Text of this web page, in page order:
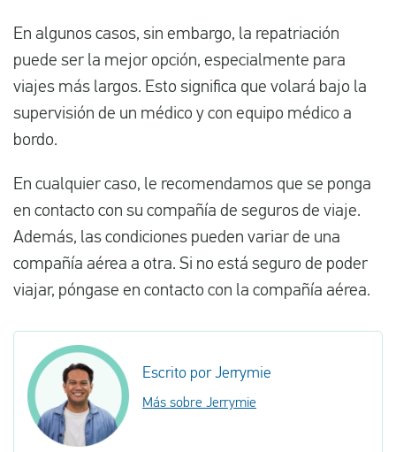
En algunos casos, sin embargo, la repatriación
puede ser la mejor opción, especialmente para
viajes más largos. Esto significa que volará bajo la
supervisión de un médico y con equipo médico a
bordo.
En cualquier caso, le recomendamos que se ponga
en contacto con su compañía de seguros de viaje.
Además, las condiciones pueden variar de una
compañía aérea a otra. Si no está seguro de poder
viajar, póngase en contacto con la compañía aérea.
Escrito por Jerrymie
Más sobre Jerrymie